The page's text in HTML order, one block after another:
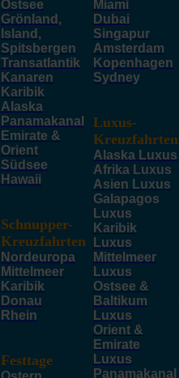
Ostsee
Grönland,
Island,
Spitsbergen
Transatlantik
Kanaren
Karibik
Alaska
Panamakanal
Emirate &
Orient
Südsee
Hawaii
Schnupper-
Kreuzfahrten
Nordeuropa
Mittelmeer
Karibik
Donau
Rhein
Festtage
Miami
Dubai
Singapur
Amsterdam
Kopenhagen
Sydney
Luxus-
Kreuzfahrten
Alaska Luxus
Afrika Luxus
Asien Luxus
Galapagos
Luxus
Karibik
Luxus
Mittelmeer
Luxus
Ostsee &
Baltikum
Luxus
Orient &
Emirate
Luxus
Panamakanal